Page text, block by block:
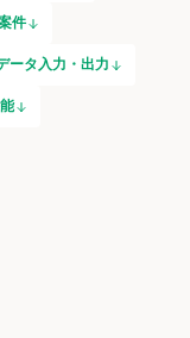
件
ータ入力・出力